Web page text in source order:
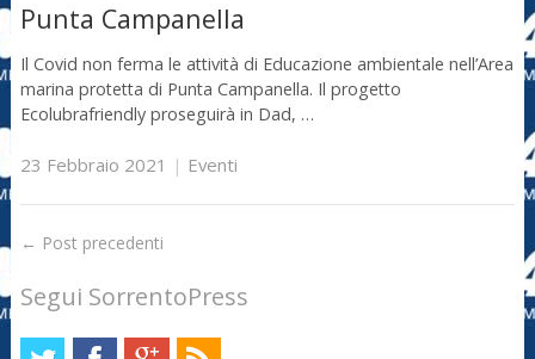
Punta Campanella
Il Covid non ferma le attività di Educazione ambientale nell’Area
marina protetta di Punta Campanella. Il progetto
Ecolubrafriendly proseguirà in Dad, …
23 Febbraio 2021 | Eventi
← Post precedenti
Segui SorrentoPress